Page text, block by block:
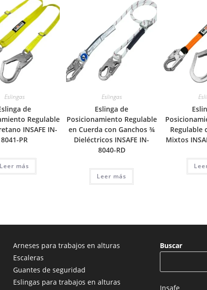
Eslingas
de
Regulable
INSAFE IN-
8041-PR
Leer más
Eslingas
Eslinga de
Posicionamiento Regulable
en Cuerda con Ganchos ¾
Dieléctricos INSAFE IN-
8040-RD
Leer más
Regulable
Mixtos
Arneses para trabajos en alturas
Escaleras
Guantes de seguridad
Eslingas para trabajos en alturas
Buscar
Insafe